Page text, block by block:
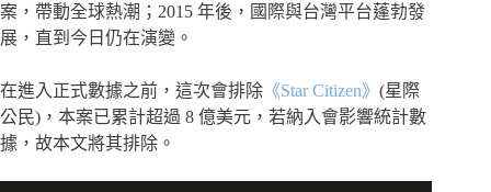
案，帶動全球熱潮；2015 年後，國際與台灣平台蓬勃發
展，直到今日仍在演變。
在進入正式數據之前，這次會排除 《Star Citizen》 (星際
公民)，本案已累計超過 8 億美元，若納入會影響統計數
據，故本文將其排除。